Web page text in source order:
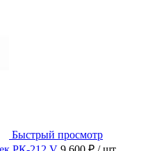
Быстрый просмотр